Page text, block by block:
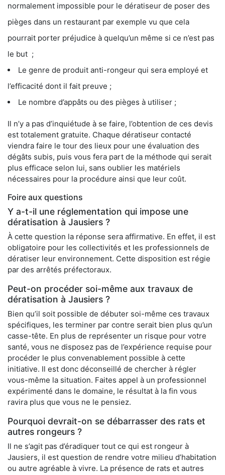
normalement impossible pour le dératiseur de poser des
pièges dans un restaurant par exemple vu que cela
pourrait porter préjudice à quelqu’un même si ce n’est pas
le but ;
Le genre de produit anti-rongeur qui sera employé et
l’efficacité dont il fait preuve ;
Le nombre d’appâts ou des pièges à utiliser ;
Il n’y a pas d’inquiétude à se faire, l’obtention de ces devis
est totalement gratuite. Chaque dératiseur contacté
viendra faire le tour des lieux pour une évaluation des
dégâts subis, puis vous fera part de la méthode qui serait
plus efficace selon lui, sans oublier les matériels
nécessaires pour la procédure ainsi que leur coût.
Foire aux questions
Y a-t-il une réglementation qui impose une
dératisation à Jausiers ?
À cette question la réponse sera affirmative. En effet, il est
obligatoire pour les collectivités et les professionnels de
dératiser leur environnement. Cette disposition est régie
par des arrêtés préfectoraux.
Peut-on procéder soi-même aux travaux de
dératisation à Jausiers ?
Bien qu’il soit possible de débuter soi-même ces travaux
spécifiques, les terminer par contre serait bien plus qu’un
casse-tête. En plus de représenter un risque pour votre
santé, vous ne disposez pas de l’expérience requise pour
procéder le plus convenablement possible à cette
initiative. Il est donc déconseillé de chercher à régler
vous-même la situation. Faites appel à un professionnel
expérimenté dans le domaine, le résultat à la fin vous
ravira plus que vous ne le pensiez.
Pourquoi devrait-on se débarrasser des rats et
autres rongeurs ?
Il ne s’agit pas d’éradiquer tout ce qui est rongeur à
Jausiers, il est question de rendre votre milieu d’habitation
ou autre agréable à vivre. La présence de rats et autres